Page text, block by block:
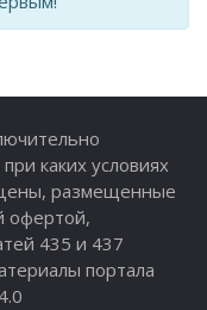
каких условиях
размещенные
офертой,
435 и 437
портала